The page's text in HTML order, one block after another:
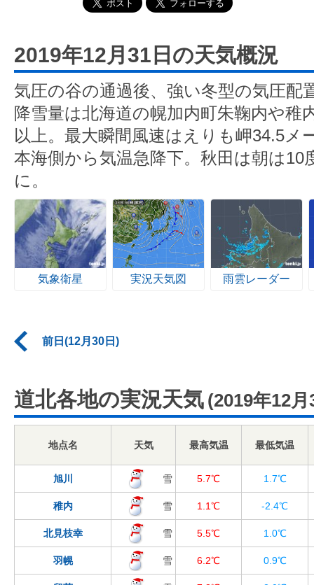
2019年12月31日の天気概況
気圧の谷の通過後、強い冬型の気圧配
降雪量は北海道の幌加内町朱鞠内や稚
以上。最大瞬間風速はえりも岬34.5メ
本海側から気温急降下。秋田は朝は10
に。
気象衛星 実況天気図 雨雲レーダー
前日(12月30日)
道北各地の実況天気 (2019年12月
地点名 天気 最高気温 最低気温
旭川 雪 5.7℃ 1.7℃
稚内 雪 1.1℃ -2.4℃
北見枝幸 雪 5.5℃ 1.0℃
羽幌 雪 6.2℃ 0.9℃